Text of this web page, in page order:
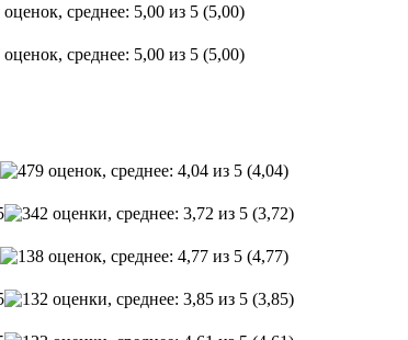
(5,00)
(5,00)
(4,04)
(3,72)
(4,77)
(3,85)